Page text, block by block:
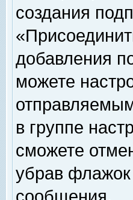
создания
добавления
можете
в группе
сможете
убрав